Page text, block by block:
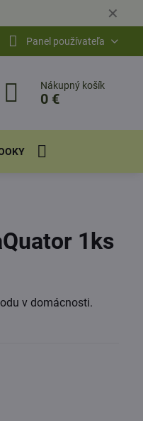
✕
Panel používateľa
Nákupný košík
0 €
1ks
v domácnosti.